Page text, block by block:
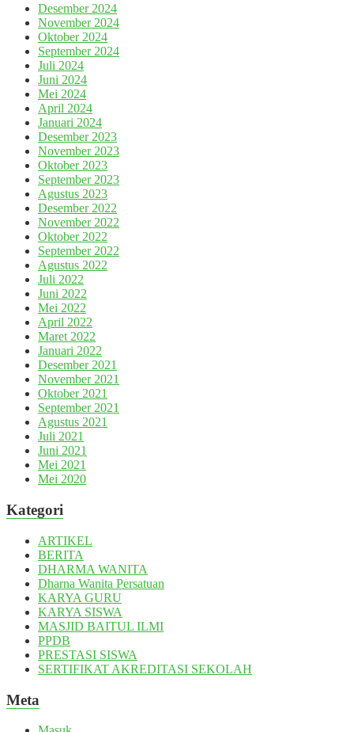
Desember 2024
November 2024
Oktober 2024
September 2024
Juli 2024
Juni 2024
Mei 2024
April 2024
Januari 2024
Desember 2023
November 2023
Oktober 2023
September 2023
Agustus 2023
Desember 2022
November 2022
Oktober 2022
September 2022
Agustus 2022
Juli 2022
Juni 2022
Mei 2022
April 2022
Maret 2022
Januari 2022
Desember 2021
November 2021
Oktober 2021
September 2021
Agustus 2021
Juli 2021
Juni 2021
Mei 2021
Mei 2020
Kategori
ARTIKEL
BERITA
DHARMA WANITA
Dharna Wanita Persatuan
KARYA GURU
KARYA SISWA
MASJID BAITUL ILMI
PPDB
PRESTASI SISWA
SERTIFIKAT AKREDITASI SEKOLAH
Meta